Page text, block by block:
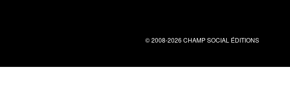
© 2008-2026 CHAMP SOCIAL ÉDITIONS